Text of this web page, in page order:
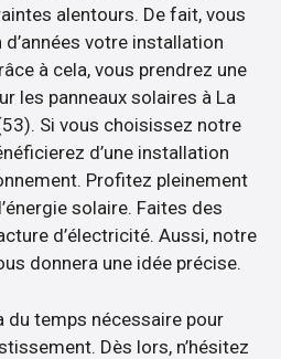
alentours. De fait, vous
votre installation
à cela, vous prendrez une
les panneaux solaires à La
Si vous choisissez notre
d’une installation
Profitez pleinement
solaire. Faites des
d’électricité. Aussi, notre
donnera une idée précise.
du temps nécessaire pour
Dès lors, n’hésitez